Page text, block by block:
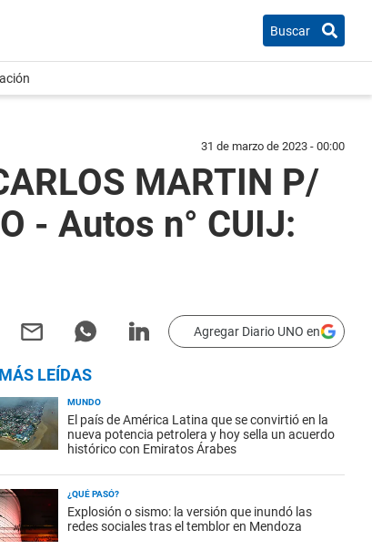
Buscar
31 de marzo de 2023 - 00:00
MARTIN P/
- Autos n° CUIJ:
Agregar Diario UNO en
LEÍDAS
MUNDO
El país de América Latina que se convirtió en la
nueva potencia petrolera y hoy sella un acuerdo
histórico con Emiratos Árabes
¿QUÉ PASÓ?
Explosión o sismo: la versión que inundó las
redes sociales tras el temblor en Mendoza